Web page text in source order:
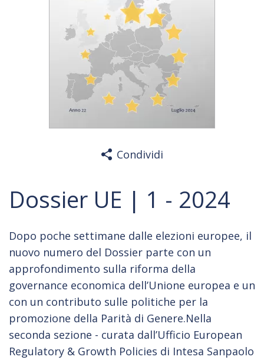
Condividi
Dossier UE | 1 - 2024
Dopo poche settimane dalle elezioni europee, il
nuovo numero del Dossier parte con un
approfondimento sulla riforma della
governance economica dell’Unione europea e un
con un contributo sulle politiche per la
promozione della Parità di Genere.Nella
seconda sezione - curata dall’Ufficio European
Regulatory & Growth Policies di Intesa Sanpaolo